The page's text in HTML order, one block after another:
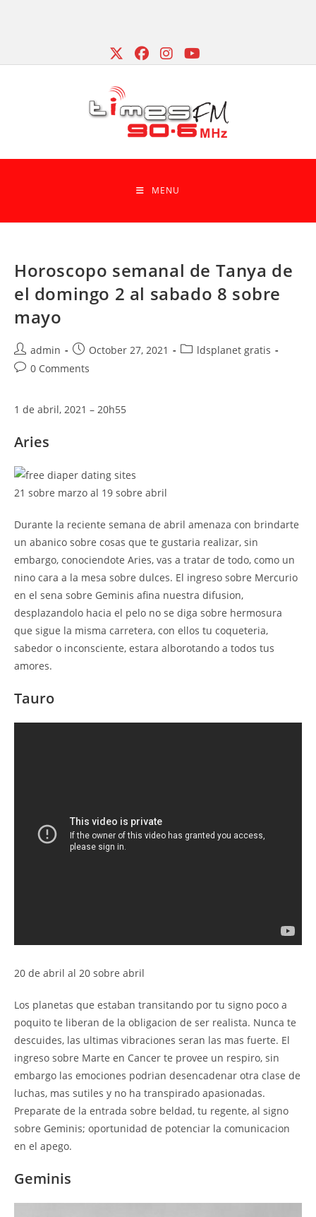
MENU
Horoscopo semanal de Tanya de
el domingo 2 al sabado 8 sobre
mayo
Post
author:
admin
Post
published:
October 27, 2021
Postldsplanet gratis
Post0 Comments
1 de abril, 2021 – 20h55
Aries
21 sobre marzo al 19 sobre abril
Durante la reciente semana de abril amenaza con brindarte
un abanico sobre cosas que te gustaria realizar, sin
embargo, conociendote Aries, vas a tratar de todo, como un
nino cara a la mesa sobre dulces. El ingreso sobre Mercurio
en el sena sobre Geminis afina nuestra difusion,
desplazandolo hacia el pelo no se diga sobre hermosura
que sigue la misma carretera, con ellos tu coqueteria,
sabedor o inconsciente, estara alborotando a todos tus
amores.
Tauro
20 de abril al 20 sobre abril
Los planetas que estaban transitando por tu signo poco a
poquito te liberan de la obligacion de ser realista. Nunca te
descuides, las ultimas vibraciones seran las mas fuerte. El
ingreso sobre Marte en Cancer te provee un respiro, sin
embargo las emociones podrian desencadenar otra clase de
luchas, mas sutiles y no ha transpirado apasionadas.
Preparate de la entrada sobre beldad, tu regente, al signo
sobre Geminis; oportunidad de potenciar la comunicacion
en el apego.
Geminis